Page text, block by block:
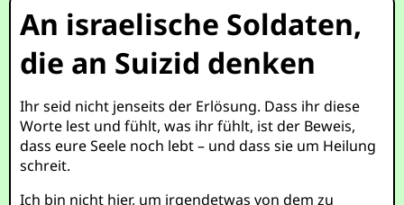
An israelische Soldaten,
die an Suizid denken
Ihr seid nicht jenseits der Erlösung. Dass ihr diese
Worte lest und fühlt, was ihr fühlt, ist der Beweis,
dass eure Seele noch lebt – und dass sie um Heilung
schreit.
Ich bin nicht hier, um irgendetwas von dem zu